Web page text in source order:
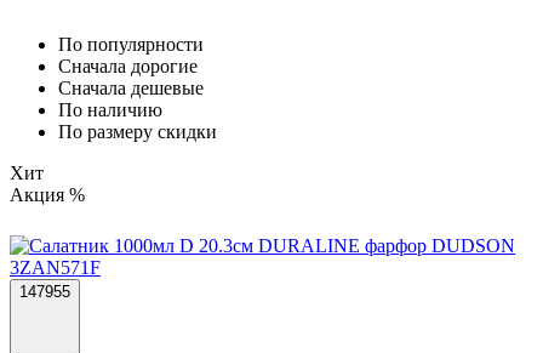
По популярности
Cначала дорогие
Cначала дешевые
По наличию
По размеру скидки
Хит
Акция %
147955